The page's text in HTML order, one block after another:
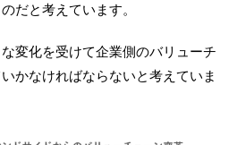
だと考えています。
変化を受けて企業側のバリューチ
かなければならないと考えていま